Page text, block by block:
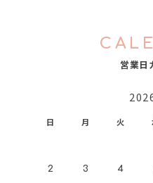
営業日
日 月 火
2 3 4